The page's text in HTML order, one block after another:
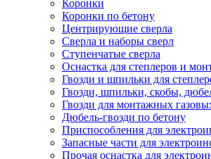
Коронки
Коронки по бетону
Центрирующие сверла
Сверла и наборы сверл
Ступенчатые сверла
Оснастка для степлеров и
Гвозди и шпильки для
Гвозди, шпильки, скобы,
Гвозди для монтажных
Дюбель-гвозди по бетону
Приспособления для
Запасные части для
Прочая оснастка для